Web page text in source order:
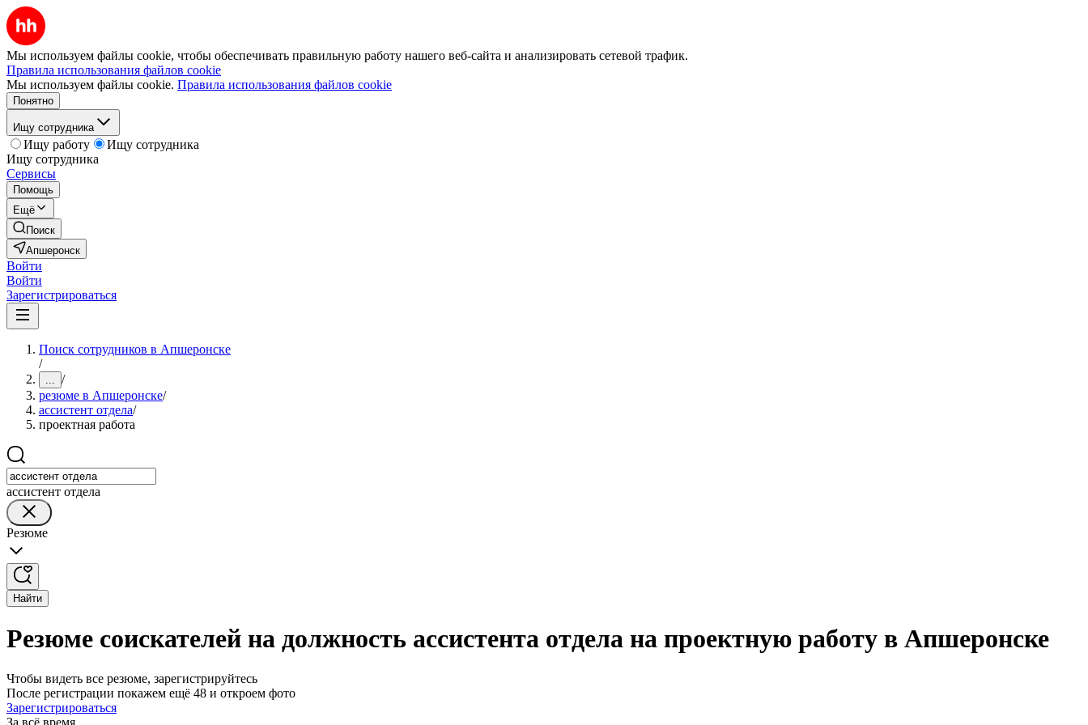
Мы используем файлы cookie, чтобы обеспечивать правильную работу нашего веб-сайта и анализировать сетевой трафик.
Правила использования файлов cookie
Мы используем файлы cookie. Правила использования файлов cookie
Понятно
Ищу сотрудника
Ищу работу
Ищу сотрудника
Ищу сотрудника
Сервисы
Помощь
Ещё
Поиск
Апшеронск
Войти
Войти
Зарегистрироваться
Поиск сотрудников в Апшеронске
/
... /
резюме в Апшеронске/
ассистент отдела/
проектная работа
ассистент отдела
Резюме
Найти
Резюме соискателей на должность ассистента отдела на проектную работу в Апшеронске
Чтобы видеть все резюме, зарегистрируйтесь
После регистрации покажем ещё 48 и откроем фото
Зарегистрироваться
За всё время